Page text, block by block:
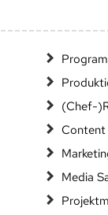
(Chef-
Content
Media